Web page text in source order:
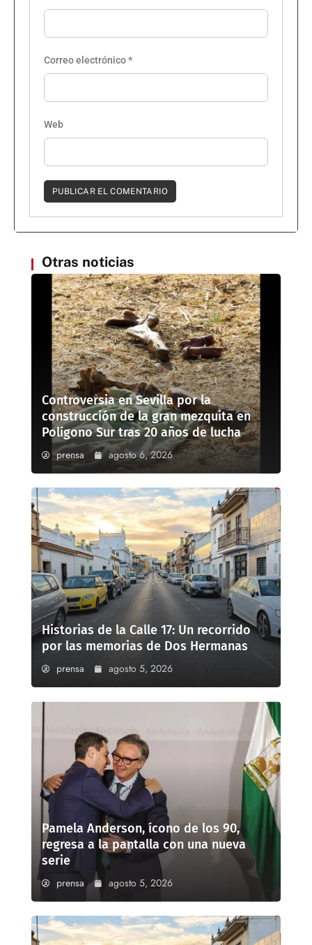
Correo electrónico*
Web
Otras noticias
Controversia en Sevilla por la
construcción de la gran mezquita en
Polígono Sur tras 20 años de lucha
prensa agosto 6, 2026
Historias de la Calle 17: Un recorrido
por las memorias de Dos Hermanas
prensa agosto 5, 2026
Pamela Anderson, ícono de los 90,
regresa a la pantalla con una nueva
serie
prensa agosto 5, 2026